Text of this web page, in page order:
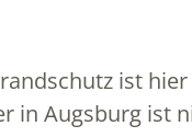
ist
in Augsburg ist